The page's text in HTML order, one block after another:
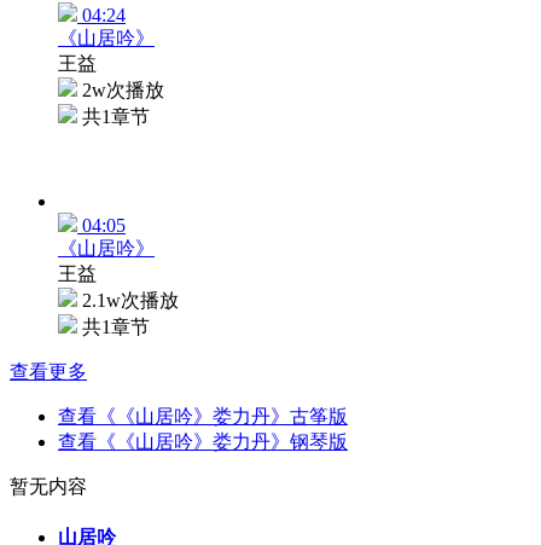
04:24
《山居吟》
王益
2w次播放
共1章节
04:05
《山居吟》
王益
2.1w次播放
共1章节
查看更多
查看《《山居吟》娄力丹》古筝版
查看《《山居吟》娄力丹》钢琴版
暂无内容
山居吟